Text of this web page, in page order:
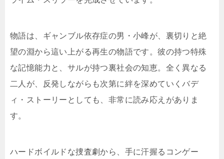
物語は、ギャンブル依存症の男・小峰が、裏切りと絶
望の淵から這い上がる再生の物語です。彼の持つ特殊
な記憶能力と、サルが持つ裏社会の知恵。全く異なる
二人が、反発しながらも次第に絆を深めていくバデ
ィ・ストーリーとしても、非常に読み応えがありま
す。
ハードボイルドな捜査劇から、手に汗握るコンゲー